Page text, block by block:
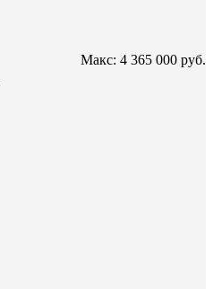
Макс: 4 365 000 руб.